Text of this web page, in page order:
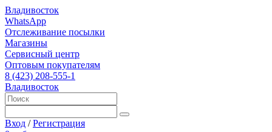
Владивосток
WhatsApp
Отслеживание посылки
Магазины
Сервисный центр
Оптовым покупателям
8 (423) 208-555-1
Владивосток
Вход /Регистрация